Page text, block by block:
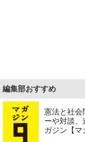
編集部おすすめ
憲法と社会
ーや対談、
ガジン【マ